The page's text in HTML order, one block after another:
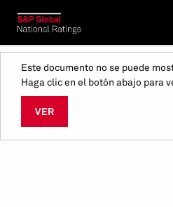
Este documento no se puede
Haga clic en el botón abajo para
VER